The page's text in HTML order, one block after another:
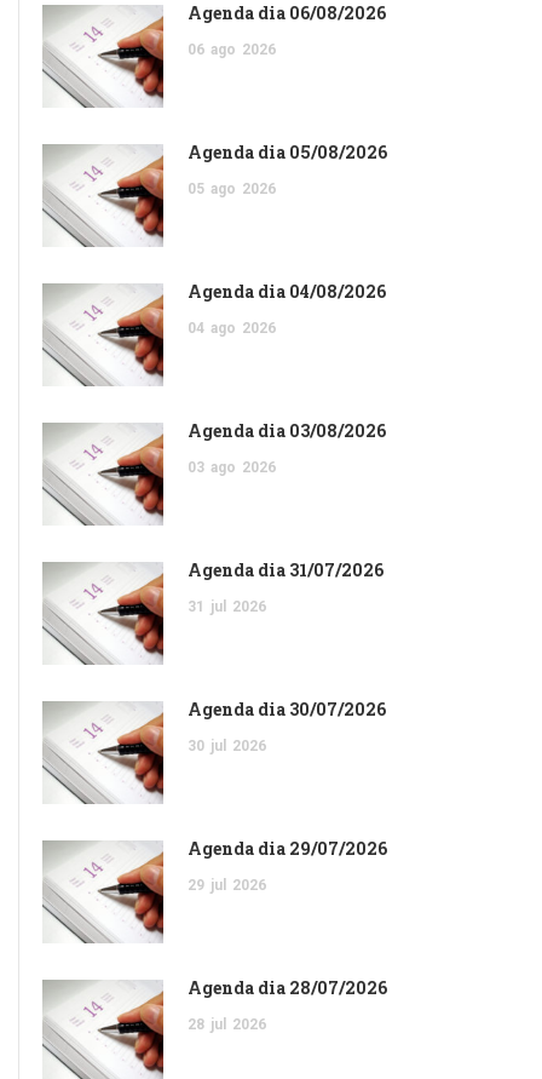
Agenda dia 06/08/2026
06 ago 2026
Agenda dia 05/08/2026
05 ago 2026
Agenda dia 04/08/2026
04 ago 2026
Agenda dia 03/08/2026
03 ago 2026
Agenda dia 31/07/2026
31 jul 2026
Agenda dia 30/07/2026
30 jul 2026
Agenda dia 29/07/2026
29 jul 2026
Agenda dia 28/07/2026
28 jul 2026